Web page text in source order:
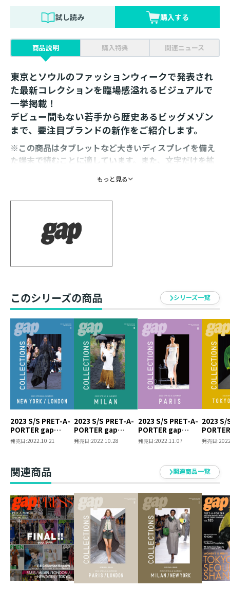
試し読み 購入する
商品説明 購入特典 関連ニュース
東京とソウルのファッションウィークで発表され
た最新コレクションを臨場感溢れるビジュアルで
一挙掲載！
デビュー間もない若手から歴史あるビッグメゾン
まで、要注目ブランドの新作をご紹介します。
※この商品はタブレットなど大きいディスプレイを備え
た端末で読むことに適しています。また、文字だけを拡
照、引用などの機能が使用できません。
【内容】
ューヨーク・ロンドン・ミラノ・パリ・ソウル・東京で
発表された注目ブランドの最新コレクションを一挙掲載
し、世界に発信します。驚異の情報量とクオリティの高
いビジュアルで、気鋭のクリエイターたちの感性をあま
すところなく再現！ 最先端のクリエィティビティを披露
するとともに、ブランドの軌跡やモードを知る手がかり
として、ファッションの歴史と未来に貢献するコレクシ
ョン情報誌です。
もっと見る
このシリーズの商品 シリーズ一覧
2023 S/S PRET-A-
PORTER gap
COLLECTIONS
NEW
発売日:2022.10.21
2023 S/S PRET-A-
PORTER gap
COLLECTIONS
MILAN
発売日:2022.10.28
2023 S/S PRET-A-
PORTER gap
COLLECTIONS
PARIS
発売日:2022.11.07
2023 S/
発売日:
関連商品 関連商品一覧